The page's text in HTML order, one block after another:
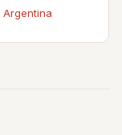
Argentina